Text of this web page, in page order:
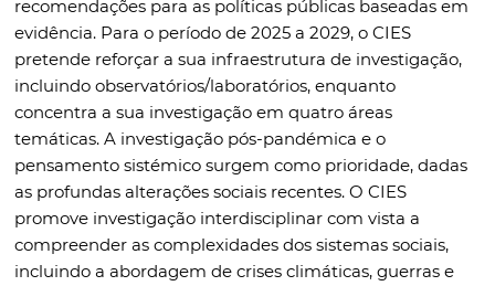
recomendações para as políticas públicas baseadas em
evidência. Para o período de 2025 a 2029, o CIES
pretende reforçar a sua infraestrutura de investigação,
incluindo observatórios/laboratórios, enquanto
concentra a sua investigação em quatro áreas
temáticas. A investigação pós-pandémica e o
pensamento sistémico surgem como prioridade, dadas
as profundas alterações sociais recentes. O CIES
promove investigação interdisciplinar com vista a
compreender as complexidades dos sistemas sociais,
incluindo a abordagem de crises climáticas, guerras e